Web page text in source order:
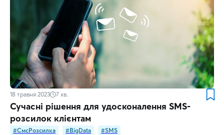
18 травня 2023 7 хв.
Сучасні рішення для удосконалення SMS-
розсилок клієнтам
#СмсРозсилка #BigData #SMS